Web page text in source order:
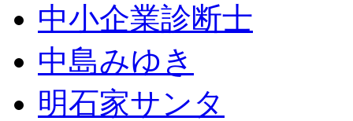
中小企業診断士
中島みゆき
明石家サンタ